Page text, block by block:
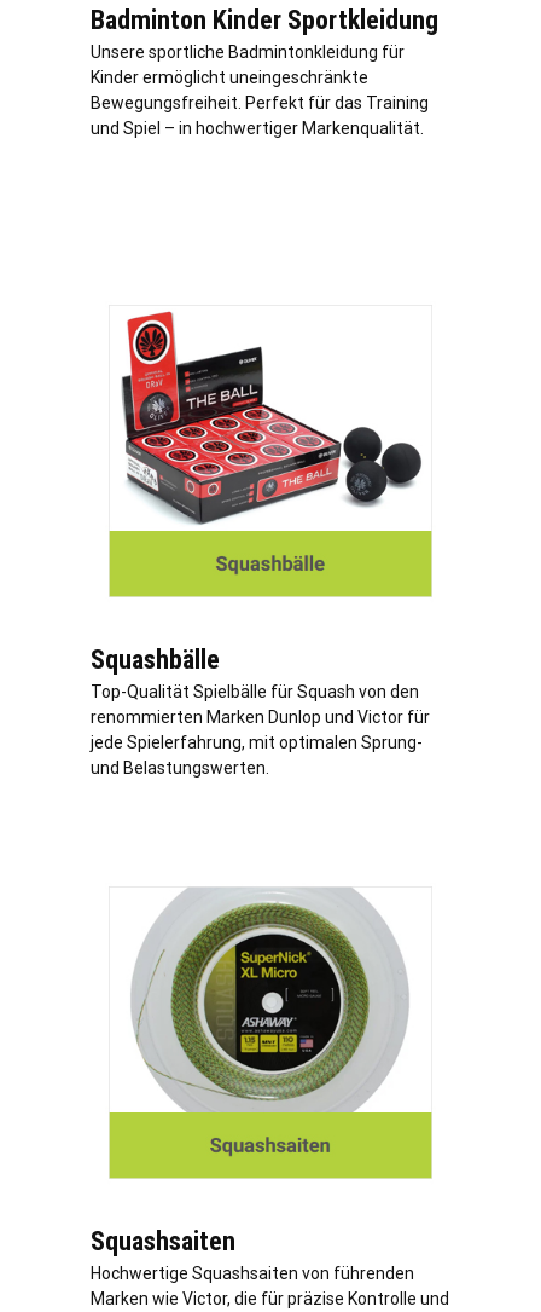
Badminton Kinder Sportkleidung
Unsere sportliche Badmintonkleidung für
Kinder ermöglicht uneingeschränkte
Bewegungsfreiheit. Perfekt für das Training
und Spiel – in hochwertiger Markenqualität.
Squashbälle
Top-Qualität Spielbälle für Squash von den
renommierten Marken Dunlop und Victor für
jede Spielerfahrung, mit optimalen Sprung-
und Belastungswerten.
Squashsaiten
Hochwertige Squashsaiten von führenden
Marken wie Victor, die für präzise Kontrolle und